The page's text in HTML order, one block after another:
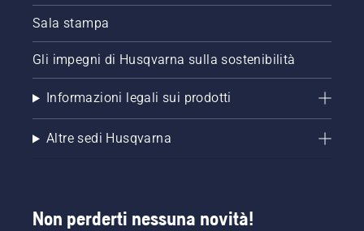
Sala stampa
Gli impegni di Husqvarna sulla sostenibilità
Informazioni legali sui prodotti
Altre sedi Husqvarna
Non perderti nessuna novità!